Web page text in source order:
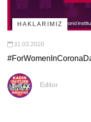
HAKLARIMIZ
31.03.2020
Editor